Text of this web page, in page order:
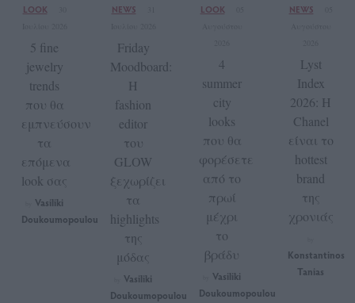
LOOK
5 fine
jewelry
trends
που θα
εμπνεύσουν
τα
επόμενα
look σας
Vasiliki
Doukoumopoulou
NEWS
Friday
Moodboard:
Η
fashion
editor
του
GLOW
ξεχωρίζει
τα
highlights
της
μόδας
Vasiliki
Doukoumopoulou
LOOK
4
summer
city
looks
που θα
φορέσετε
από το
πρωί
μέχρι
το
βράδυ
Vasiliki
Doukoumopoulou
NEWS
Lyst
Index
2026: Η
Chanel
είναι το
hottest
brand
της
χρονιάς
Konstantinos
Tanias